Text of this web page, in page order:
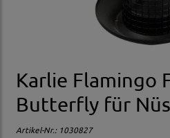
Karlie Flamingo
Butterfly für
Artikel-Nr.: 1030827